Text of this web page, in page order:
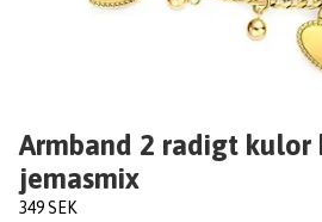
Armband 2 radigt
jemasmix
349 SEK